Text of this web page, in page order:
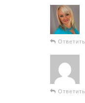
Ответить
Ответить